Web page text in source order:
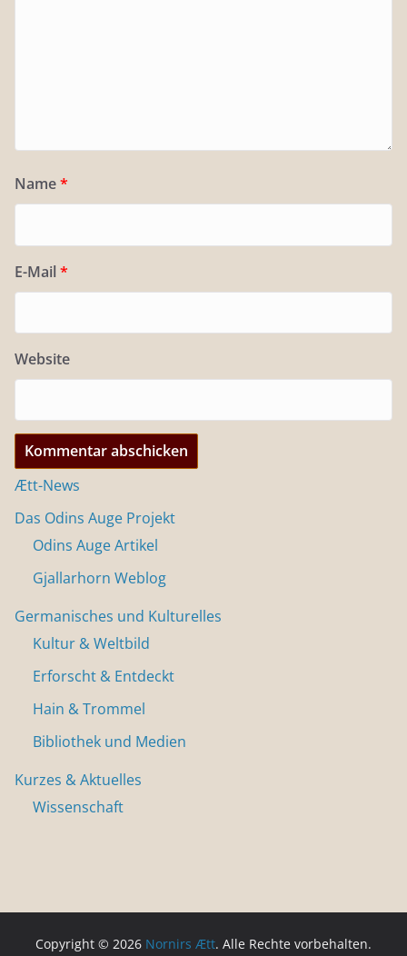
Name*
E-Mail *
Website
Ætt-News
Das Odins Auge Projekt
Odins Auge Artikel
Gjallarhorn Weblog
Germanisches und Kulturelles
Kultur & Weltbild
Erforscht & Entdeckt
Hain & Trommel
Bibliothek und Medien
Kurzes & Aktuelles
Wissenschaft
Copyright © 2026 Nornirs Ætt. Alle Rechte vorbehalten.